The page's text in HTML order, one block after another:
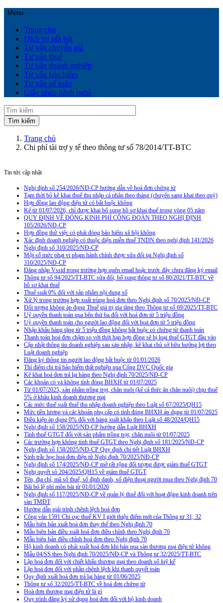
Menu
Trang chủ
Dịch vụ nổi bật
Tư vấn chuyển giá
Tư vấn thuế
Tư vấn doanh nghiệp
Tư vấn bảo hiểm
Tư vấn kế toán
Giấy phép hành nghề
Trang chủ
Chi phí tài trợ y tế theo thông tư số 78/2014/TT-BTC
Tin tức cập nhật
Nghị định số 254/2026/NĐ-CP hướng dẫn về hoá đơn chứng từ
Tạm thời bỏ kê khai thuế thu nhập cá nhân theo tháng (chuyển sang khai theo quý)
Hợp đồng lao động điện tử có bắt buộc không
Kể từ 01/07/2026, chỉ được khai bổ sung hồ sơ khai thuế trong vòng 05 năm
QUY ĐỊNH VỀ ĐÓNG KINH PHÍ CÔNG ĐOÀN THEO NGHỊ ĐỊNH
105/2026/NĐ-CP
Hợp đồng thử việc có phải đóng bảo hiểm xã hội không
Xác định doanh nghiệp có thuộc diện miễn thuế TNDN theo nghị định 141/2026
Nghị định số 310/2025/NĐ-CP
Một số mức phạt vi phạm hành chính được sửa đổi tại Nghị định số
310/2025/NĐ-CP
Đăng nhập Vssid trong trường hợp quên email hoặc trước đây chưa đăng ký email
Thông tư số 94/2025/TT-BTC sửa đổi, bổ sung thông tư số 80/2021/TT-BTC về
hồ sơ khai thuế
Thuế suất 0% đối với sản phẩm nội dung số
Xử lý trong trường hợp xuất trùng hoá đơn theo Nghị định số 70/2025/NĐ-CP
Đối tượng không áp dụng Thuế giá trị gia tăng theo Thông tư số 69/2025/TT-BTC
Uỷ quyền thanh toán qua bên thứ ba đối với hoá đơn từ 5 triệu đồng
Uỷ quyền thanh toán cho người lao động đối với hoá đơn từ 5 triệu đồng
Nhập khẩu hàng tặng từ 5 triệu đồng không bắt buộc có chứng từ thanh toán
Thanh toán hoá đơn chậm so với thời hạn hợp đồng sẽ bị loại thuế GTGT đầu vào
Cập nhật thông tin doanh nghiệp sau sáp nhập, kê khai chủ sở hữu hưởng lợi theo
Luật doanh nghiệp
Đăng ký thông tin người lao động bắt buộc từ 01/01/2026
Thí điểm chi trả bảo hiểm thất nghiệp qua Cổng DVC Quốc gia
Kê khai hoá đơn trả lại hàng theo Nghị định 70/2025/NĐ-CP
Các khoản có và không tính đóng BHXH từ 01/07/2025
Từ 01/07/2025, sản phẩm trồng trọt, chăn nuôi (kể cả thức ăn chăn nuôi) chịu thuế
5% ở khâu kinh doanh thương mại
Các mức thuế suất thuế thu nhập doanh nghiệp theo Luật số 67/2025/QH15
Mức tiền lương và các khoản phụ cấp có tính đóng BHXH áp dụng từ 01/07/2025
Điều kiện áp dụng 0% đối với hàng xuất khẩu theo Luật số 48/2024/QH15
Nghị định số 158/2025/NĐ-CP hướng dẫn Luật BHXH
Tính thuế GTGT đối với sản phẩm trồng trọt, chăn nuôi từ 01/07/2025
Các trường hợp không tính thuế GTGT theo Nghị định số 181/2025/NĐ-CP
Nghị định số 158/2025/NĐ-CP Quy định chi tiết Luật BHXH
Sinh trắc học hoá đơn điện tử Nghị định 70/2025/NĐ-CP
Nghị định số 174/2025/NĐ-CP mở rất rộng đối tượng được giảm thuế GTGT
Nghị quyết sô 204/2025/QH15 về giảm thuế GTGT
Tên, địa chỉ, mã số thuế, số định danh, số điện thoại người mua theo Nghị định 70
Bãi bỏ lệ phí môn bài từ 01/01/2026
Nghị định số 117/2025/NĐ-CP về quản lý thuế đối với hoạt động kinh doanh trên
sàn TMĐT
Hướng dẫn giải trình chênh lệch hoá đơn
Công văn 1591 Chi cục thuế KV I giới thiệu điểm mới của Thông tư 31, 32
Mẫu biên bản xuất hoá đơn thay thế theo Nghị định 70
Mẫu biên bản điều xuất hoá đơn điều chỉnh theo Nghị định 70
Mẫu biên bản điều chỉnh hoá đơn theo Nghị định 70
Hộ kinh doanh có phải xuất hoá đơn khi bán qua sàn thương mại điện tử không
Mẫu 04/SS theo Nghi định 70/2025/NĐ-CP và Thông tư 32/2025/TT-BTC
Lập hoá đơn đối với chiết khấu thương mại theo doanh số luỹ kế
Lập hoá đơn đối với phần chênh lệch khi thanh quyết toán
Quy định xuất hoá đơn trả lại hàng từ 01/06/2025
Thông tư số 32/2025/TT-BTC về hoá đơn chứng từ
Hoá đơn thương mại điện tử là gì
Quy trình đăng ký sử dụng hoá đơn đối với hộ kinh doanh